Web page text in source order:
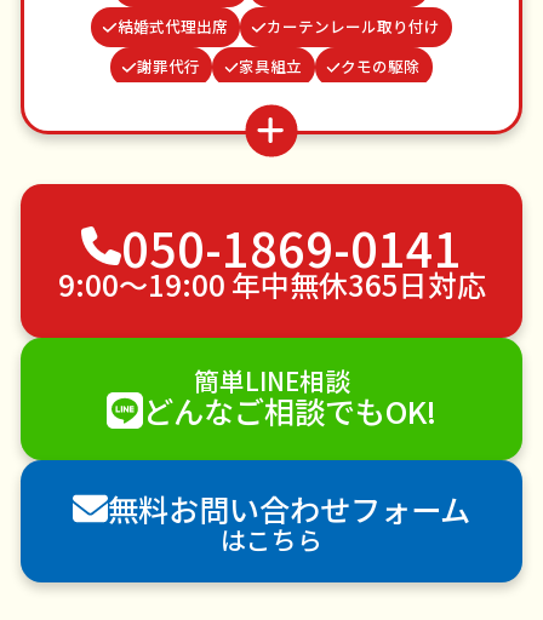
結婚式代理出席
カーテンレール取り付け
謝罪代行
家具組立
クモの駆除
水道パッキン交換
並び代行
買い物代行 物置解体
網戸張替え
雨どい修理・掃除
不用品回収
ゴミ屋敷片付け
植木の剪定
植木の伐採
手すり取り付け
ペットのお世話
エアコンクリーニング
DIY・日曜大工
ハウスクリーニング
雪かき・雪下ろし
電球交換
襖（ふすま）の張替え
空き家管理
各種代行
害獣駆除
防草シート施工
ナメクジ駆除
害虫駆除
050-1869-0141
9:00〜19:00 年中無休365日対応
簡単LINE相談
どんなご相談でもOK!
無料お問い合わせフォーム
はこちら